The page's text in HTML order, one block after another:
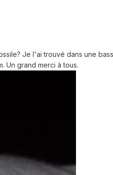
Je l'ai trouvé dans une
Un grand merci à tous.